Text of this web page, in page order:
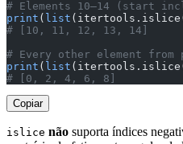
# Elements 10–14 (start
print ( list
# [10, 11, 12, 13, 14]
# Every other element
print ( list
# [0, 2, 4, 6, 8]
Copiar
islice não suporta índices